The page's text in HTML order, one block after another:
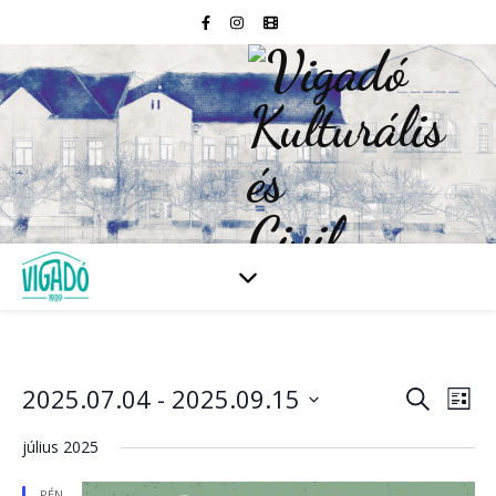
Keresett
Lista
2025.07.04 - 2025.09.15
kiválasztása.
július 2025